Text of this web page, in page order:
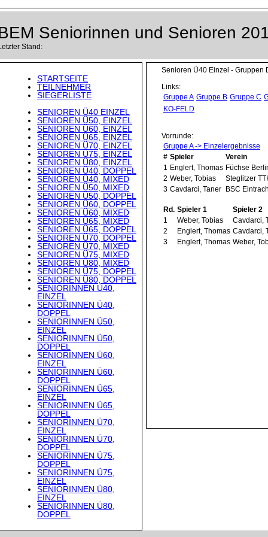
Seniorinnen und Senioren
Stand:
STARTSEITE
TEILNEHMER
SIEGERLISTE
SENIOREN Ü40 EINZEL
SENIOREN Ü50, EINZEL
SENIOREN Ü60, EINZEL
SENIOREN Ü65, EINZEL
SENIOREN Ü70, EINZEL
SENIOREN Ü75, EINZEL
SENIOREN Ü80, EINZEL
SENIOREN Ü40, DOPPEL
SENIOREN Ü40, MIXED
SENIOREN Ü50, MIXED
SENIOREN Ü50, DOPPEL
SENIOREN Ü60, DOPPEL
SENIOREN Ü60, MIXED
SENIOREN Ü65, MIXED
SENIOREN Ü65, DOPPEL
SENIOREN Ü70, DOPPEL
SENIOREN Ü70, MIXED
SENIOREN Ü75, MIXED
SENIOREN Ü80, MIXED
SENIOREN Ü75, DOPPEL
SENIOREN Ü80, DOPPEL
SENIORINNEN Ü40,
EINZEL
SENIORINNEN Ü40,
DOPPEL
SENIORINNEN Ü50,
EINZEL
SENIORINNEN Ü50,
DOPPEL
SENIORINNEN Ü60,
EINZEL
SENIORINNEN Ü60,
DOPPEL
SENIORINNEN Ü65,
EINZEL
SENIORINNEN Ü65,
DOPPEL
SENIORINNEN Ü70,
EINZEL
SENIORINNEN Ü70,
DOPPEL
SENIORINNEN Ü75,
DOPPEL
SENIORINNEN Ü75,
EINZEL
SENIORINNEN Ü80,
EINZEL
SENIORINNEN Ü80,
DOPPEL
Senioren Ü40 Einzel - Gruppen
Links:
Gruppe A Gruppe B Gruppe C
KO-FELD
Vorrunde:
Gruppe A -> Einzelergebnisse
# Spieler
Verein
1 Englert, Thomas Füchse
2 Weber, Tobias
Steglitzer
3 Cavdarci, Taner BSC
Rd. Spieler 1
Spieler 2
1
Weber, Tobias
Cavdarci,
2
Englert, Thomas Cavdarci,
3
Englert, Thomas Weber,